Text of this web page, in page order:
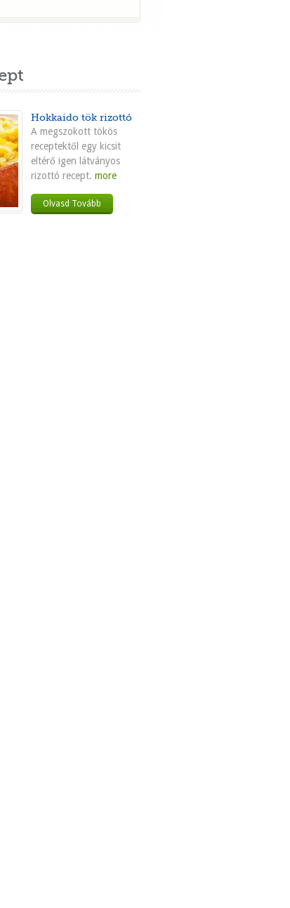
Hokkaido tök rizottó
A megszokott tökös
receptektől egy kicsit
eltérő igen látványos
rizottó recept. more
Olvasd Tovább